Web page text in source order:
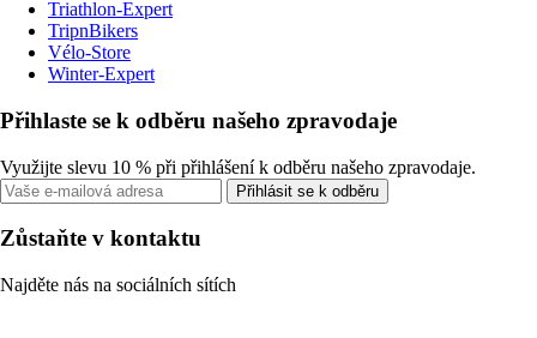
Triathlon-Expert
TripnBikers
Vélo-Store
Winter-Expert
Přihlaste se k odběru našeho zpravodaje
Využijte slevu 10 % při přihlášení k odběru našeho zpravodaje.
Přihlásit se k odběru
Zůstaňte v kontaktu
Najděte nás na sociálních sítích